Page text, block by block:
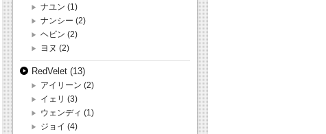
ナユン (1)
ナンシー (2)
ヘビン (2)
ヨヌ (2)
RedVelet (13)
アイリーン (2)
イェリ (3)
ウェンディ (1)
ジョイ (4)